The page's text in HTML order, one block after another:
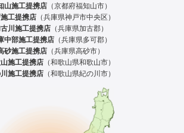
山施工提携店 （京都府福知山市）
工提携店 （兵庫県神戸市中央区）
川施工提携店 （兵庫県加古郡）
中部施工提携店 （兵庫県多可郡）
砂施工提携店 （兵庫県高砂市）
施工提携店 （和歌山県和歌山市）
施工提携店 （和歌山県紀の川市）